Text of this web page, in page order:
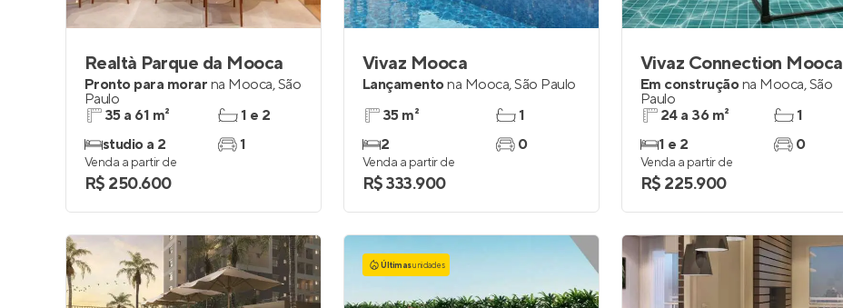
Realtà Parque da Mooca
Pronto para morar na Mooca,São
Paulo
35 a 61 m²
studio a 2
1 e 2
1
Venda a partir de
R$ 250.600
Vivaz Mooca
Lançamentona Mooca,São Paulo
35 m²
2
1
0
Venda a partir de
R$ 333.900
Vivaz Connection Mooca
Em construçãona Mooca,São
Paulo
24 a 36 m²
1 e 2
1
0
Venda a partir de
R$ 225.900
Últimasunidades